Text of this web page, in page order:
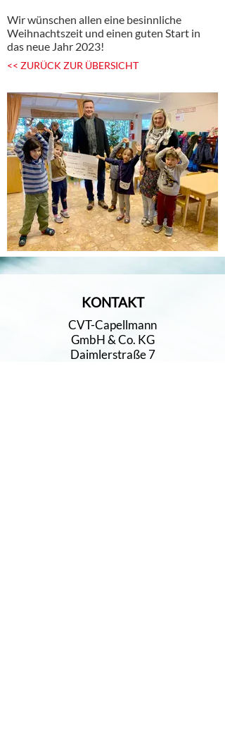
Wir wünschen allen eine besinnliche
Weihnachtszeit und einen guten Start in
das neue Jahr 2023!
<< ZURÜCK ZUR ÜBERSICHT
KONTAKT
CVT-Capellmann
GmbH & Co. KG
Daimlerstraße 7